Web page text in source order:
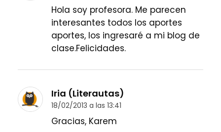
Hola soy profesora. Me parecen
interesantes todos los aportes
aportes, los ingresaré a mi blog de
clase.Felicidades.
Iria (Literautas)
18/02/2013 a las 13:41
Gracias, Karem